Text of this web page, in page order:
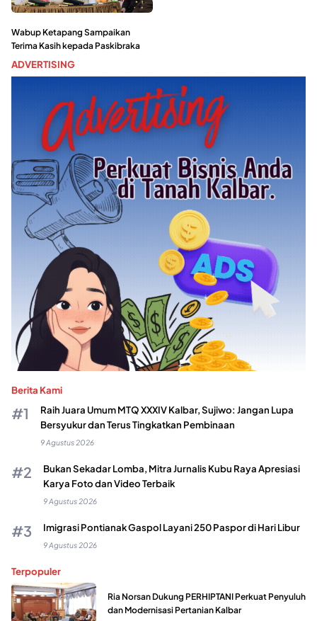
Wabup Ketapang Sampaikan
Terima Kasih kepada Paskibraka
ADVERTISING
Berita Kami
Raih Juara Umum MTQ XXXIV Kalbar, Sujiwo: Jangan Lupa
Bersyukur dan Terus Tingkatkan Pembinaan
9 Agustus 2026
Bukan Sekadar Lomba, Mitra Jurnalis Kubu Raya Apresiasi
Karya Foto dan Video Terbaik
9 Agustus 2026
Imigrasi Pontianak Gaspol Layani 250 Paspor di Hari Libur
9 Agustus 2026
Terpopuler
Ria Norsan Dukung PERHIPTANI Perkuat Penyuluh
dan Modernisasi Pertanian Kalbar